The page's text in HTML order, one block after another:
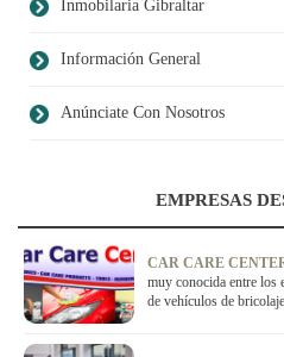
Inmobilaria Gibraltar
Información General
Anúnciate Con Nosotros
EMPRESAS
CAR CARE
muy conocida entre los
de vehículos de